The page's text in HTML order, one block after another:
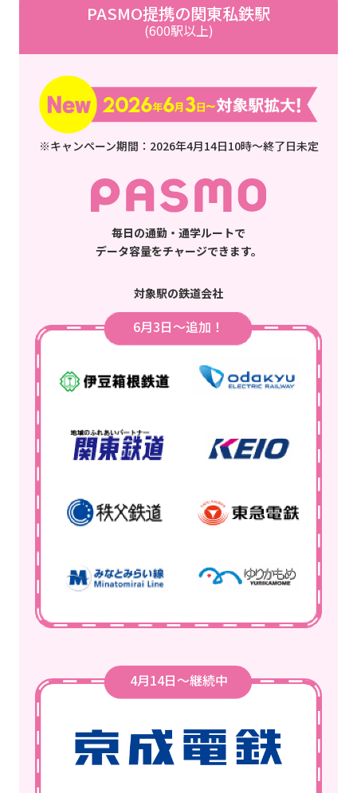
PASMO提携の関東私鉄駅
(600駅以上)
※キャンペーン期間：2026年4月14日10時～終了日未定
毎日の通勤・通学ルートで
データ容量をチャージできます。
対象駅の鉄道会社
6月3日～追加！
4月14日～継続中